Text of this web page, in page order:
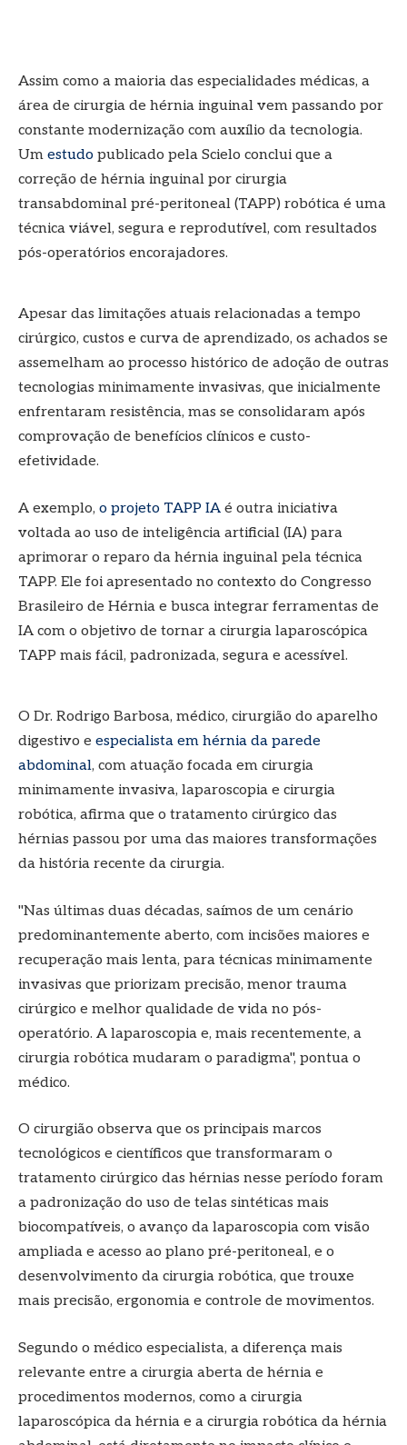
Assim como a maioria das especialidades médicas, a
área de cirurgia de hérnia inguinal vem passando por
constante modernização com auxílio da tecnologia.
Um estudo publicado pela Scielo conclui que a
correção de hérnia inguinal por cirurgia
transabdominal pré-peritoneal (TAPP) robótica é uma
técnica viável, segura e reprodutível, com resultados
pós-operatórios encorajadores.
Apesar das limitações atuais relacionadas a tempo
cirúrgico, custos e curva de aprendizado, os achados se
assemelham ao processo histórico de adoção de outras
tecnologias minimamente invasivas, que inicialmente
enfrentaram resistência, mas se consolidaram após
comprovação de benefícios clínicos e custo-
efetividade.
A exemplo, o projeto TAPP IA é outra iniciativa
voltada ao uso de inteligência artificial (IA) para
aprimorar o reparo da hérnia inguinal pela técnica
TAPP. Ele foi apresentado no contexto do Congresso
Brasileiro de Hérnia e busca integrar ferramentas de
IA com o objetivo de tornar a cirurgia laparoscópica
TAPP mais fácil, padronizada, segura e acessível.
O Dr. Rodrigo Barbosa, médico, cirurgião do aparelho
digestivo e especialista em hérnia da parede
abdominal, com atuação focada em cirurgia
minimamente invasiva, laparoscopia e cirurgia
robótica, afirma que o tratamento cirúrgico das
hérnias passou por uma das maiores transformações
da história recente da cirurgia.
"Nas últimas duas décadas, saímos de um cenário
predominantemente aberto, com incisões maiores e
recuperação mais lenta, para técnicas minimamente
invasivas que priorizam precisão, menor trauma
cirúrgico e melhor qualidade de vida no pós-
operatório. A laparoscopia e, mais recentemente, a
cirurgia robótica mudaram o paradigma", pontua o
médico.
O cirurgião observa que os principais marcos
tecnológicos e científicos que transformaram o
tratamento cirúrgico das hérnias nesse período foram
a padronização do uso de telas sintéticas mais
biocompatíveis, o avanço da laparoscopia com visão
ampliada e acesso ao plano pré-peritoneal, e o
desenvolvimento da cirurgia robótica, que trouxe
mais precisão, ergonomia e controle de movimentos.
Segundo o médico especialista, a diferença mais
relevante entre a cirurgia aberta de hérnia e
procedimentos modernos, como a cirurgia
laparoscópica da hérnia e a cirurgia robótica da hérnia